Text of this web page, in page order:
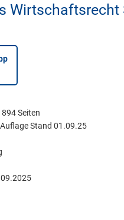
894Seiten
Stand 01.09.25